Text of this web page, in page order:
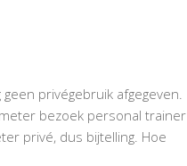
privégebruik afgegeven.
bezoek personal trainer
privé, dus bijtelling. Hoe